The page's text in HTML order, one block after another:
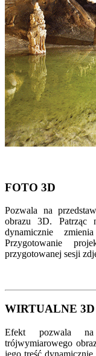
FOTO 3D
Pozwala na
obrazu 3D. Patrząc
dynamicznie
Przygotowanie
przygotowanej sesji
WIRTUALNE 3D
Efekt pozwala
trójwymiarowego
jego treść dynamicznie